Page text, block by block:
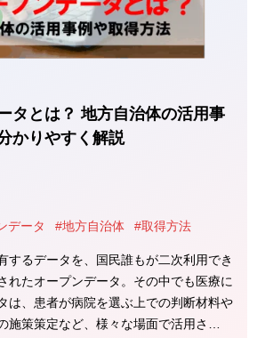
タとは？ 地方自治体の活用事
かりやすく解説
データ #地方自治体 #取得方法
するデータを、国民誰もが二次利用でき
れたオープンデータ。その中でも医療に
は、患者が病院を選ぶ上での判断材料や
施策策定など、様々な場面で活用さ…